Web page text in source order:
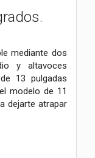
mediante dos
y altavoces
13 pulgadas
modelo de 11
dejarte atrapar